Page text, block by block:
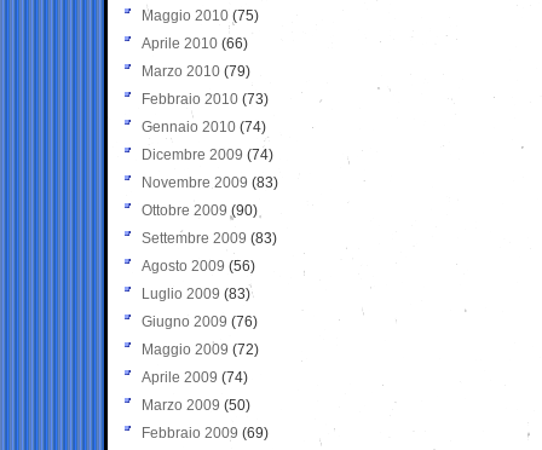
Maggio 2010 (75)
Aprile 2010 (66)
Marzo 2010 (79)
Febbraio 2010 (73)
Gennaio 2010 (74)
Dicembre 2009 (74)
Novembre 2009 (83)
Ottobre 2009 (90)
Settembre 2009 (83)
Agosto 2009 (56)
Luglio 2009 (83)
Giugno 2009 (76)
Maggio 2009 (72)
Aprile 2009 (74)
Marzo 2009 (50)
Febbraio 2009 (69)